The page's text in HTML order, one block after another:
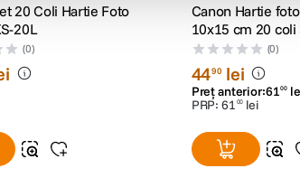
20 Coli Hartie Foto
20L
(0)
Canon Hartie
10x15 cm 20
(CANPT101S)
(0)
4490 lei
Preț anterior:6100
PRP: 61 00 lei